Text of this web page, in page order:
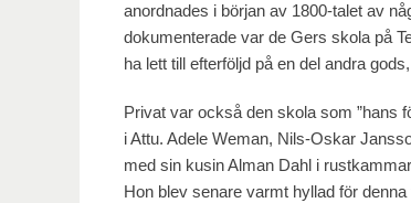
anordnades i början av 1800-talet av
dokumenterade var de Gers skola på
ha lett till efterföljd på en del andra
Privat var också den skola som ”hans
i Attu. Adele Weman, Nils-Oskar
med sin kusin Alman Dahl i
Hon blev senare varmt hyllad för denna